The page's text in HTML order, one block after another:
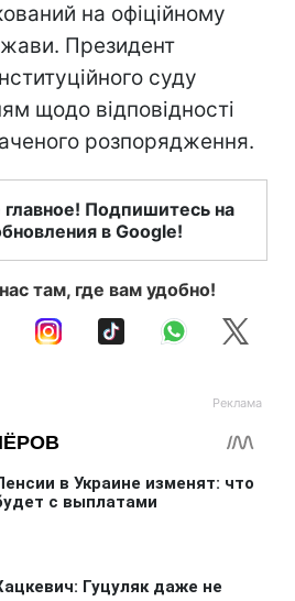
на офіційному
Президент
суду
щодо відповідності
розпорядження.
главное! Подпишитесь на
в Google!
там, где вам удобно!